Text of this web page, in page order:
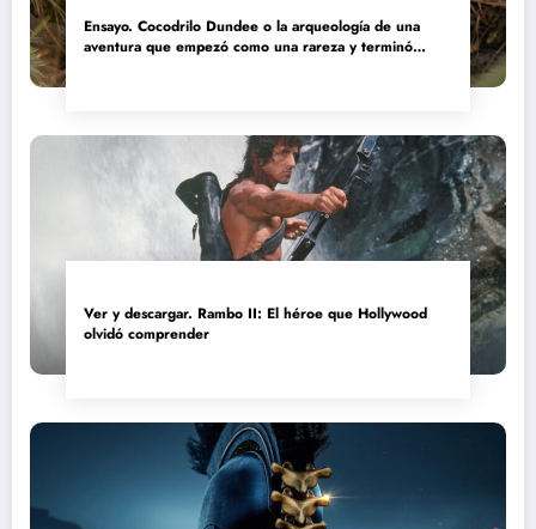
Ensayo. Cocodrilo Dundee o la arqueología de una
aventura que empezó como una rareza y terminó
Ver y descargar. Rambo II: El héroe que Hollywood
olvidó comprender